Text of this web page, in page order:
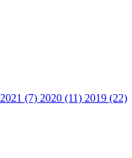
2021 (7) 2020 (11) 2019 (22)